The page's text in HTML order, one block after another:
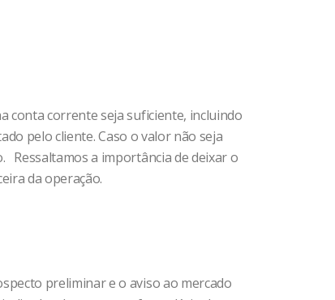
conta corrente seja suficiente, incluindo
pelo cliente. Caso o valor não seja
Ressaltamos a importância de deixar o
da operação.
preliminar e o aviso ao mercado